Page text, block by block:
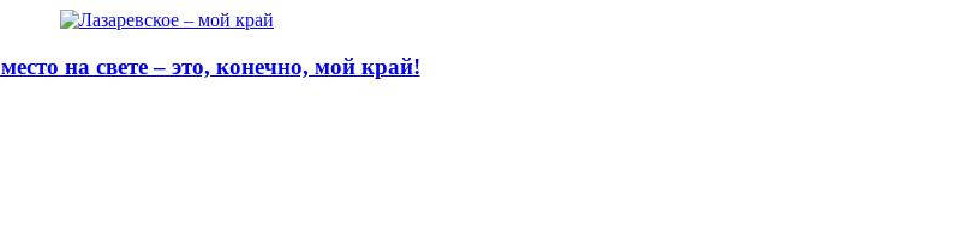
на свете – это, конечно, мой край!